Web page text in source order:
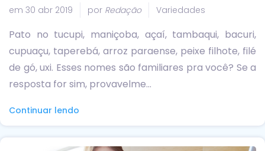
em 30 abr 2019 por Redação Variedades
Pato no tucupi, maniçoba, açaí, tambaqui, bacuri,
cupuaçu, taperebá, arroz paraense, peixe filhote, filé
de gó, uxi. Esses nomes são familiares pra você? Se a
resposta for sim, provavelme...
Continuar lendo